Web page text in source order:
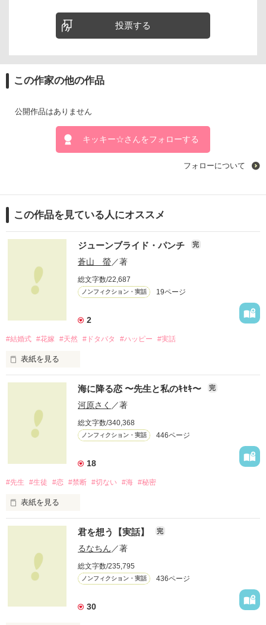
投票する
この作家の他の作品
公開作品はありません
キッキー☆さんをフォローする
フォローについて
この作品を見ている人にオススメ
ジューンブライド・パンチ 完
蒼山 螢／著
総文字数/22,687
ノンフィクション・実話 19ページ
2
#結婚式 #花嫁 #天然 #ドタバタ #ハッピー #実話
表紙を見る
２０１２年６月２４日。晴れ。
わたし達は、結婚式を挙げました。
新郎カズミ　×　新婦おなつ
ドタバタ結婚式
登場人物の名前などは仮名です。
海に降る恋 〜先生と私のｷｾｷ〜 完
河原さく ／著
総文字数/340,368
ノンフィクション・実話 446ページ
18
#先生 #生徒 #恋 #禁断 #切ない #海 #秘密
表紙を見る
実体験を基にした、
他とはちょっと違う
先生との禁断の恋物語。
心から愛した人が、
手の届かない人だとしたら
君を想う【実話】 完
るなちん ／著
総文字数/235,795
ノンフィクション・実話 436ページ
30